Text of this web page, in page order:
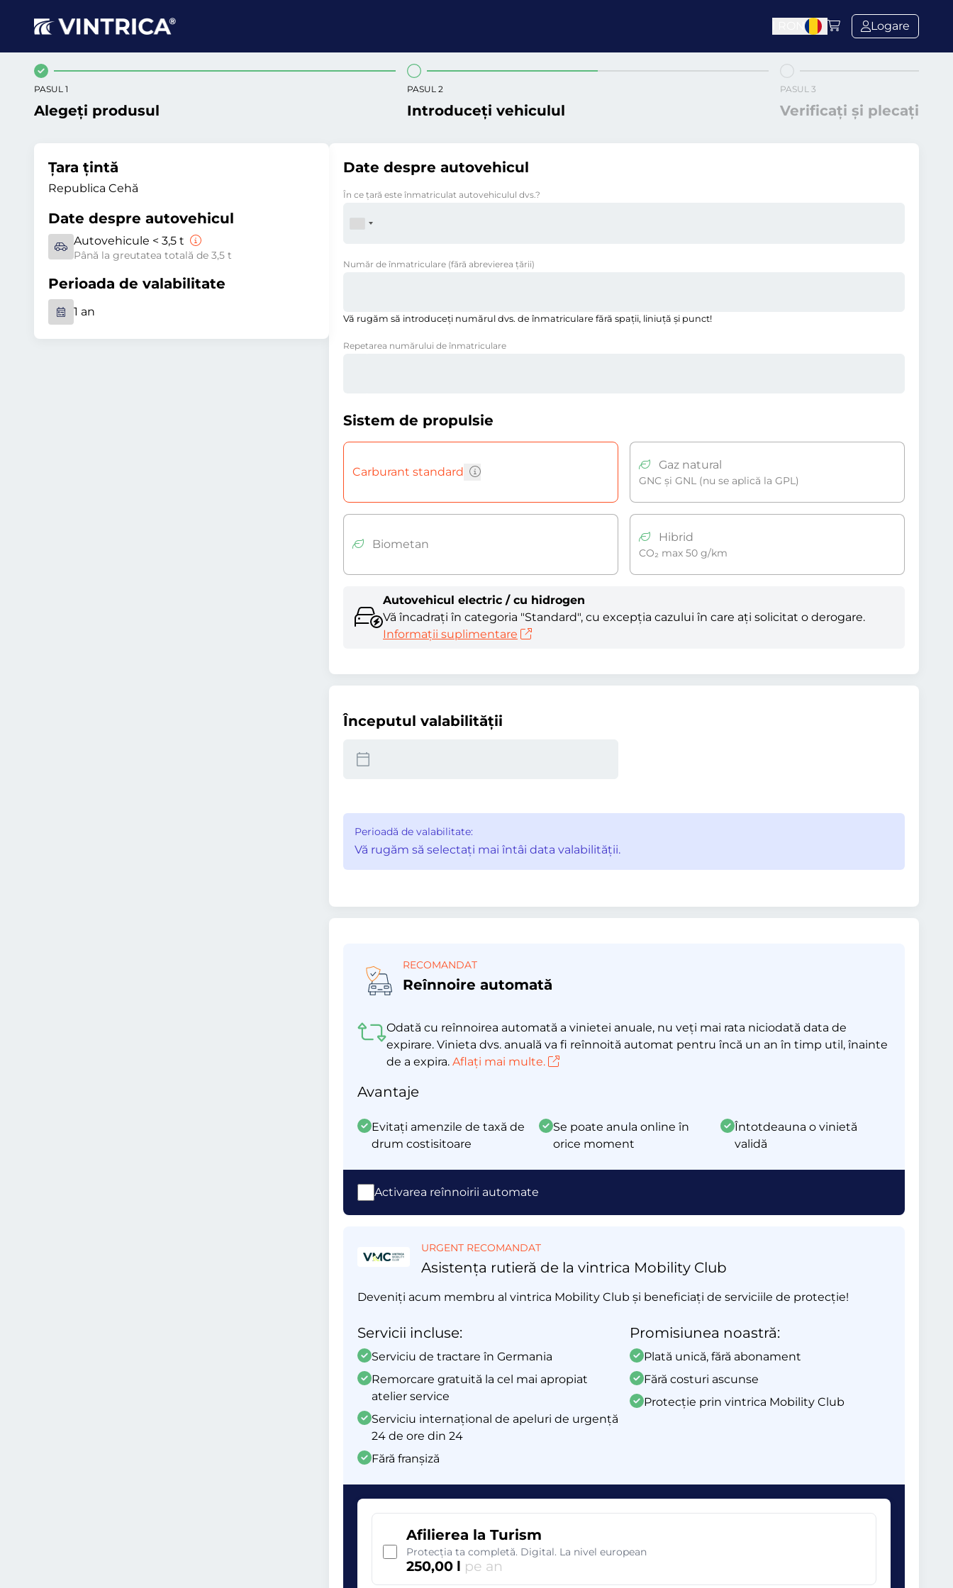
Logare
PASUL 1
Alegeți produsul
PASUL 2
Introduceți vehiculul
PASUL 3
Verificați și plecați
Țara țintă
Republica Cehă
Date despre autovehicul
Autovehicule < 3,5 t
Până la greutatea totală de 3,5 t
Perioada de valabilitate
1 an
Date despre autovehicul
În ce ţară este înmatriculat autovehiculul dvs.?
Număr de înmatriculare (fără abrevierea ţării)
Vă rugăm să introduceţi numărul dvs. de înmatriculare fără spații, liniuţă și punct!
Repetarea numărului de înmatriculare
Sistem de propulsie
Carburant standard
Gaz natural
GNC și GNL (nu se aplică la GPL)
Biometan
Hibrid
CO₂ max 50 g/km
Autovehicul electric / cu hidrogen
Vă încadrați în categoria "Standard", cu excepția cazului în care ați solicitat o derogare.
Informații suplimentare
Începutul valabilităţii
Perioadă de valabilitate:
Vă rugăm să selectaţi mai întâi data valabilităţii.
RECOMANDAT
Reînnoire automată
Odată cu reînnoirea automată a vinietei anuale, nu veți mai rata niciodată data de
expirare. Vinieta dvs. anuală va fi reînnoită automat pentru încă un an în timp util, înainte
de a expira. Aflați mai multe.
Avantaje
Evitați amenzile de taxă de
drum costisitoare
Se poate anula online în
orice moment
Întotdeauna o vinietă
validă
Activarea reînnoirii automate
URGENT RECOMANDAT
Asistența rutieră de la vintrica Mobility Club
Deveniți acum membru al vintrica Mobility Club și beneficiați de serviciile de protecție!
Servicii incluse:
Serviciu de tractare în Germania
Remorcare gratuită la cel mai apropiat
atelier service
Serviciu internațional de apeluri de urgență
24 de ore din 24
Fără franșiză
Promisiunea noastră:
Plată unică, fără abonament
Fără costuri ascunse
Protecție prin vintrica Mobility Club
Afilierea la Turism
Protecția ta completă. Digital. La nivel european
250,00 l pe an